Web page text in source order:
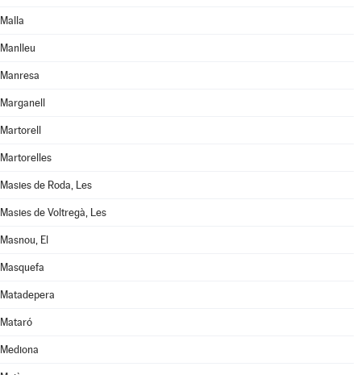
Malla
Manlleu
Manresa
Marganell
Martorell
Martorelles
Masies de Roda, Les
Masies de Voltregà, Les
Masnou, El
Masquefa
Matadepera
Mataró
Mediona